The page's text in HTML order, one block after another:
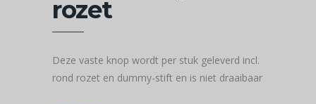
rozet
Deze vaste knop wordt per stuk geleverd incl.
rond rozet en dummy-stift en is niet draaibaar